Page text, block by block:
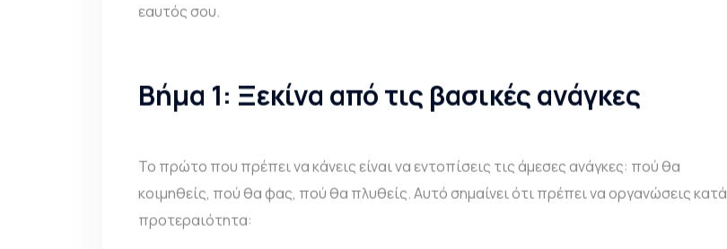
εαυτός σου.
Βήμα 1: Ξεκίνα από τις βασικές ανάγκες
Το πρώτο που πρέπει να κάνεις είναι να εντοπίσεις τις άμεσες ανάγκες: πού θα
κοιμηθείς, πού θα φας, πού θα πλυθείς. Αυτό σημαίνει ότι πρέπει να οργανώσεις κατά
προτεραιότητα: